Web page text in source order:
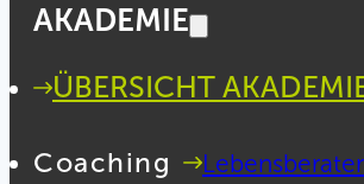
AKADEMIE
ÜBERSICHT
Coaching